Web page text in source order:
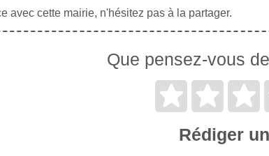
avec cette mairie, n'hésitez pas à la partager.
Que pensez-vous
Rédiger